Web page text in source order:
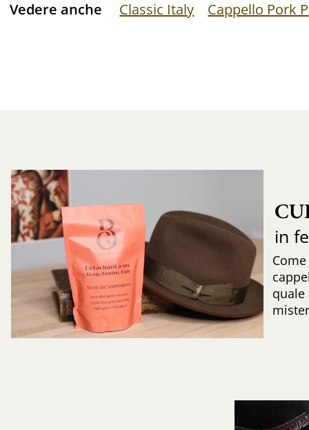
Vedere anche Classic Italy Cappello Pork
in